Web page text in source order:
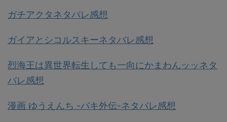
ガチアクタネタバレ感想
ガイアとシコルスキーネタバレ感想
烈海王は異世界転生しても一向にかまわんッッネタ
バレ感想
漫画 ゆうえんち -バキ外伝-ネタバレ感想